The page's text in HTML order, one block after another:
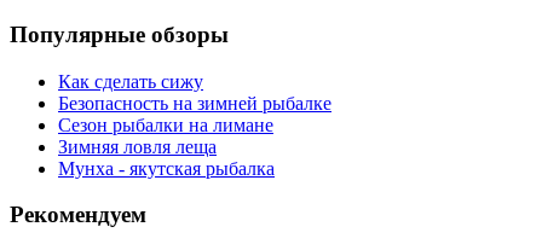
Популярные обзоры
Как сделать сижу
Безопасность на зимней рыбалке
Сезон рыбалки на лимане
Зимняя ловля леща
Мунха - якутская рыбалка
Рекомендуем